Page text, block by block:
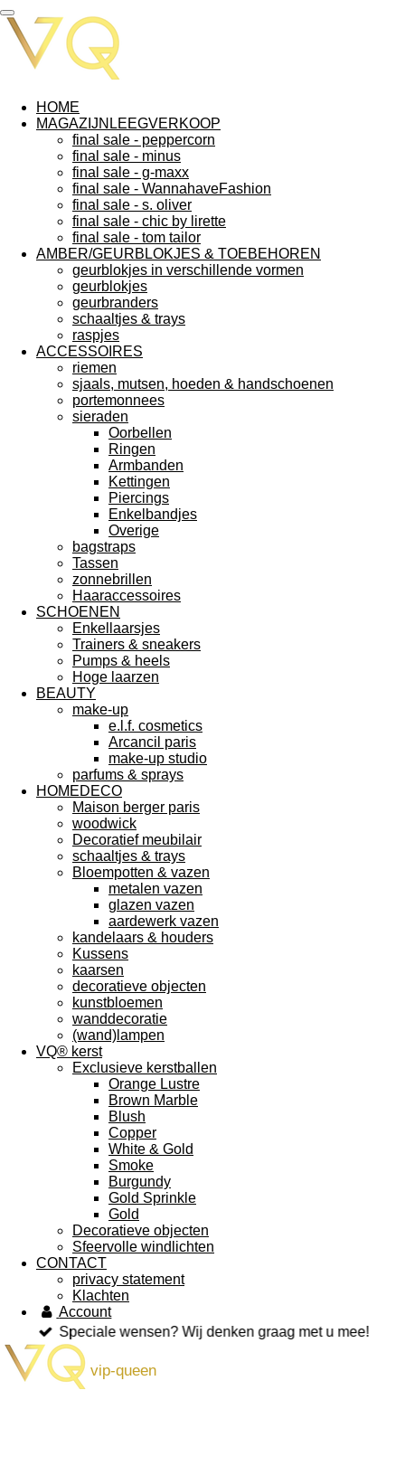
Ga
direct
naar
HOME
MAGAZIJNLEEGVERKOOP
final sale - peppercorn
final sale - minus
final sale - g-maxx
final sale - WannahaveFashion
final sale - s. oliver
final sale - chic by lirette
final sale - tom tailor
AMBER/GEURBLOKJES & TOEBEHOREN
geurblokjes in verschillende vormen
geurblokjes
geurbranders
schaaltjes & trays
raspjes
ACCESSOIRES
riemen
sjaals, mutsen, hoeden & handschoenen
portemonnees
sieraden
Oorbellen
Ringen
Armbanden
Kettingen
Piercings
Enkelbandjes
Overige
bagstraps
Tassen
zonnebrillen
Haaraccessoires
SCHOENEN
Enkellaarsjes
Trainers & sneakers
Pumps & heels
Hoge laarzen
BEAUTY
make-up
e.l.f. cosmetics
Arcancil paris
make-up studio
parfums & sprays
HOMEDECO
Maison berger paris
woodwick
Decoratief meubilair
schaaltjes & trays
Bloempotten & vazen
metalen vazen
glazen vazen
aardewerk vazen
kandelaars & houders
Kussens
kaarsen
decoratieve objecten
kunstbloemen
wanddecoratie
(wand)lampen
VQ® kerst
Exclusieve kerstballen
Orange Lustre
Brown Marble
Blush
Copper
White & Gold
Smoke
Burgundy
Gold Sprinkle
Gold
Decoratieve objecten
Sfeervolle windlichten
CONTACT
privacy statement
Klachten
Account
Speciale wensen? Wij denken graag met u mee!
vip-queen